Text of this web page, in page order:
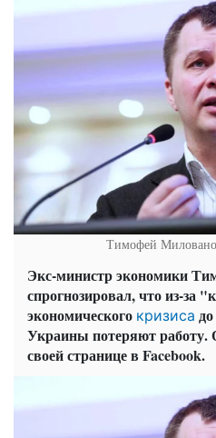
Тимофей
Экс-министр экономики
спрогнозировал, что из-за
экономического кризиса
Украины потеряют работу.
своей странице в Facebook.